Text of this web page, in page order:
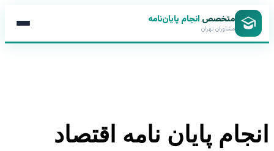
متخصص انجام پایان‌نامه
مشاوران تهران
انجام پایان نامه اقتصاد